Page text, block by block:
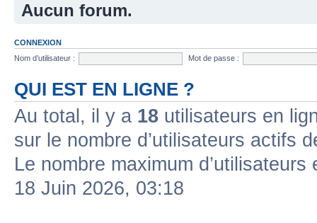
Aucun forum.
CONNEXION
Nom d’utilisateur :
Mot de passe :
QUI EST EN LIGNE ?
Au total, il y a 18 utilisateurs en
sur le nombre d’utilisateurs actifs
Le nombre maximum
18 Juin 2026, 03:18